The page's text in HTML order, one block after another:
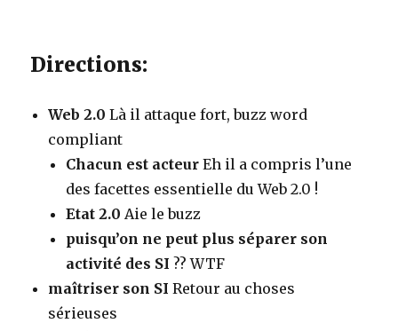
Directions:
Web 2.0 Là il attaque fort, buzz word
compliant
Chacun est acteur Eh il a compris l’une
des facettes essentielle du Web 2.0 !
Etat 2.0 Aie le buzz
puisqu’on ne peut plus séparer son
activité des SI ?? WTF
maîtriser son SI Retour au choses
sérieuses